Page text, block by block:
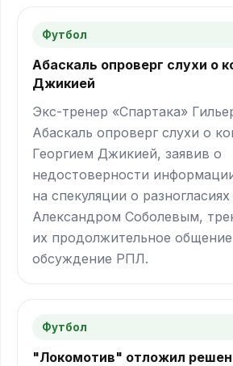
Футбол
Абаскаль опроверг слухи о
Джикией
Экс-тренер «Спартака»
Абаскаль опроверг слухи о
Георгием Джикией, заявив о
недостоверности
на спекуляции о
Александром Соболевым,
их продолжительное
обсуждение РПЛ.
Футбол
"Локомотив" отложил